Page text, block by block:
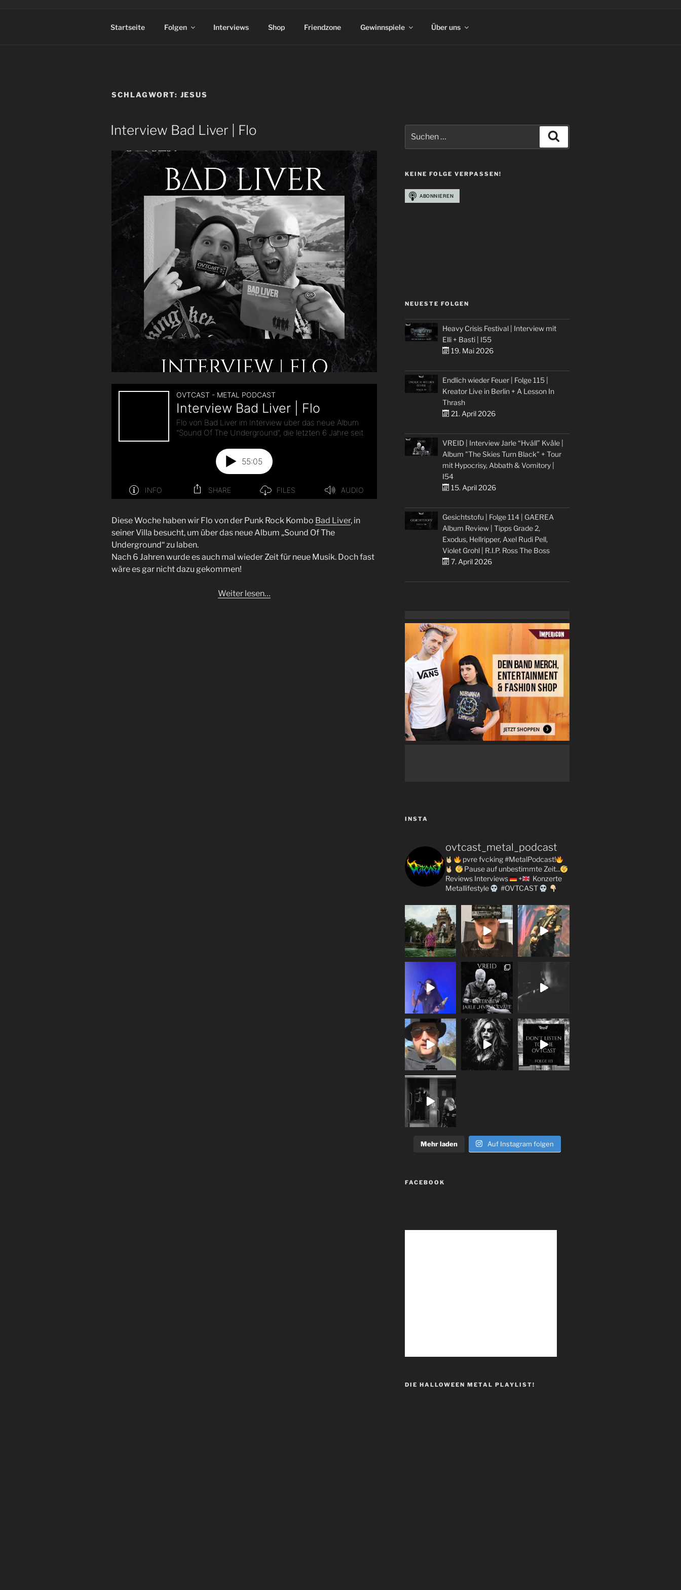
Startseite Folgen Interviews Shop Friendzone Gewinnspiele Über uns
SCHLAGWORT: JESUS
Interview Bad Liver | Flo
Diese Woche haben wir Flo von der Punk Rock Kombo Bad Liver, in
seiner Villa besucht, um über das neue Album „Sound Of The
Underground“ zu laben.
Nach 6 Jahren wurde es auch mal wieder Zeit für neue Musik. Doch fast
wäre es gar nicht dazu gekommen!
Weiter lesen…
nach:
KEINE FOLGE VERPASSEN!
NEUESTE FOLGEN
Heavy Crisis Festival | Interview mit
Elli + Basti | I55
19. Mai 2026
Endlich wieder Feuer | Folge 115 |
Kreator Live in Berlin + A Lesson In
Thrash
21. April 2026
VREID | Interview Jarle “Hváll” Kvåle |
Album "The Skies Turn Black" + Tour
mit Hypocrisy, Abbath & Vomitory |
I54
15. April 2026
Gesichtstofu | Folge 114 | GAEREA
Album Review | Tipps Grade 2,
Exodus, Hellripper, Axel Rudi Pell,
Violet Grohl | R.I.P. Ross The Boss
7. April 2026
INSTA
ovtcast_metal_podcast
pvre fvcking #MetalPodcast!
Pause auf unbestimmte Zeit...
Reviews Interviews +
Konzerte
Metallifestyle
#OVTCAST
Mehr laden Auf Instagram folgen
FACEBOOK
DIE HALLOWEEN METAL PLAYLIST!